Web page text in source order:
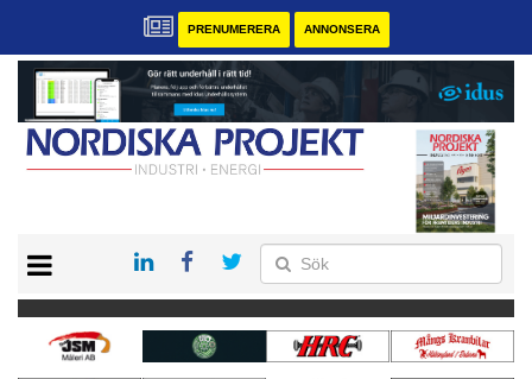
PRENUMERERA ANNONSERA
KONTAKT
VÅRA ANDRA MAGASIN